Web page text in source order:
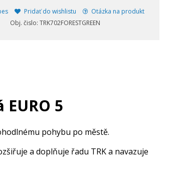
Pridať do wishlistu
Otázka na produkt
Obj. čislo: TRK702FORESTGREEN
EURO 5
pohybu po městě.
a doplňuje řadu TRK a navazuje